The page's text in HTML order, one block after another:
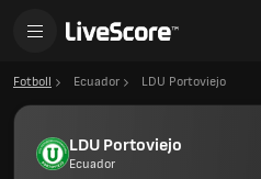
Fotboll Ecuador LDU Portoviejo
LDU Portoviejo
Ecuador